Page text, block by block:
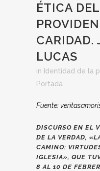
ÉTICA
CARIDAD.
LUCAS
in Identidad de la
Portada
Fuente:
DISCURSO EN EL
DE LA VERDAD,
CAMINO:
IGLESIA», QUE
8 AL 10 DE